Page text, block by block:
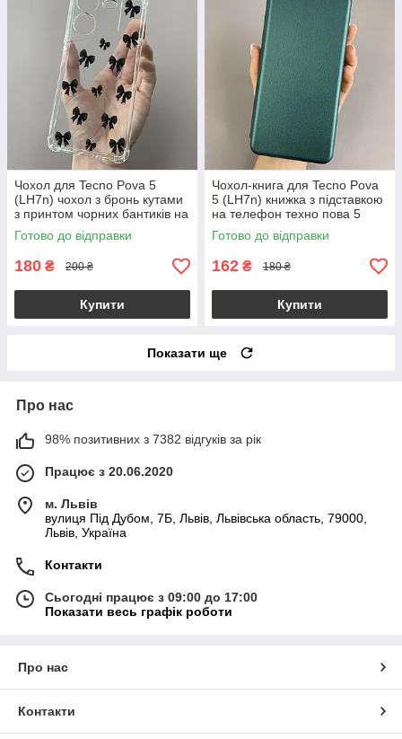
Чохол для Tecno Pova 5
(LH7n) чохол з бронь кутами
з принтом чорних бантиків на
техно пова 5 прозорий q03v
Готово до відправки
180 ₴ 200 ₴
Купити
Чохол-книга для Tecno Pova
5 (LH7n) книжка з підставкою
на телефон техно пова 5
темно-зелена stn
Готово до відправки
162 ₴ 180 ₴
Купити
Показати ще
Про нас
98% позитивних з 7382 відгуків за рік
Працює з 20.06.2020
м. Львів
вулиця Під Дубом, 7Б, Львів, Львівська область, 79000,
Львів, Україна
Контакти
Сьогодні працює з 09:00 до 17:00
Показати весь графік роботи
Про нас
Контакти